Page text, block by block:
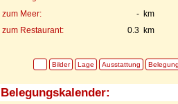
- km
zum Meer:
0.3 km
zum Restaurant:
Bilder Lage Ausstattung
Belegungskalender: